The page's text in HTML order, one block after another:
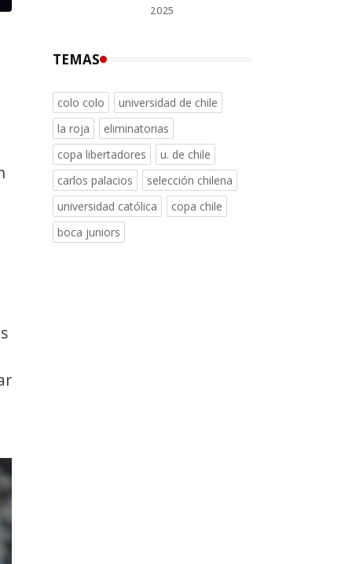
2025
TEMAS
colo colo
universidad de chile
la roja
eliminatorias
copa libertadores
u. de chile
carlos palacios
selección chilena
universidad católica
copa chile
boca juniors